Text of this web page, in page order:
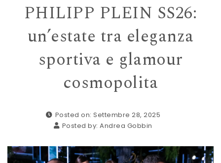
PHILIPP PLEIN SS26:
un’estate tra eleganza
sportiva e glamour
cosmopolita
Posted on: Settembre 28, 2025
Posted by:Andrea Gobbin